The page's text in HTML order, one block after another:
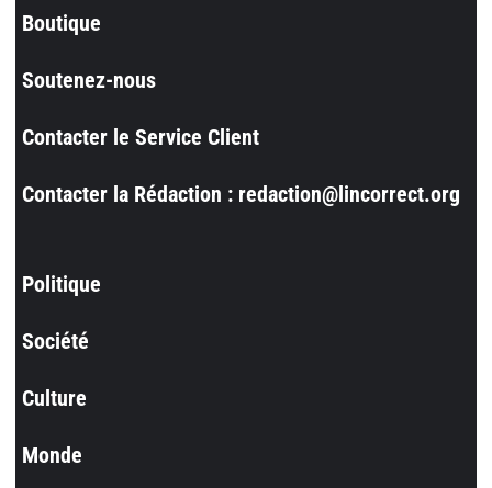
Boutique
Soutenez-nous
Contacter le Service Client
Contacter la Rédaction : redaction@lincorrect.org
Politique
Société
Culture
Monde